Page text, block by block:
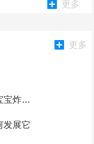
更多
更多
玛雅神殿一层刷新哪些怪物，法师带宝宝炸雷超好打
发展它